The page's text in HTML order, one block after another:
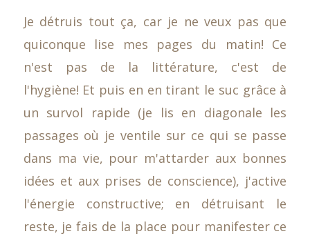
Je détruis tout ça, car je ne veux pas que
quiconque lise mes pages du matin! Ce
n'est pas de la littérature, c'est de
l'hygiène! Et puis en en tirant le suc grâce à
un survol rapide (je lis en diagonale les
passages où je ventile sur ce qui se passe
dans ma vie, pour m'attarder aux bonnes
idées et aux prises de conscience), j'active
l'énergie constructive; en détruisant le
reste, je fais de la place pour manifester ce